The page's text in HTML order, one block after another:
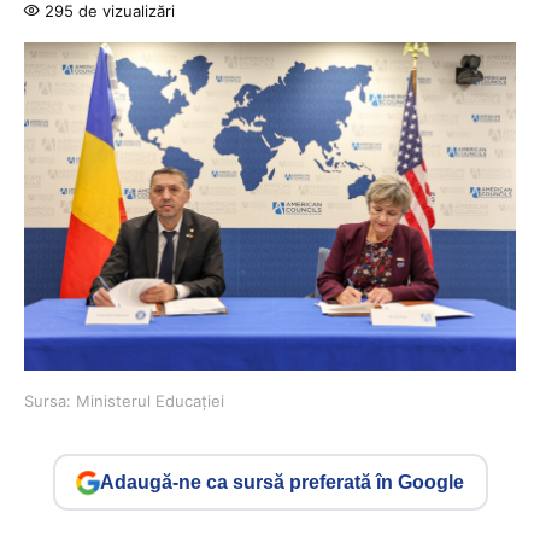
295 de vizualizări
Sursa: Ministerul Educației
Adaugă-ne ca sursă preferată în Google